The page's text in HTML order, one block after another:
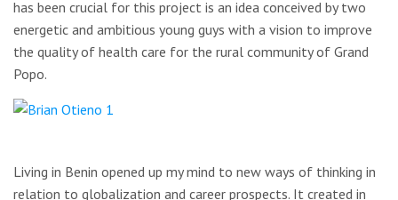
has been crucial for this project is an idea conceived by two
energetic and ambitious young guys with a vision to improve
the quality of health care for the rural community of Grand
Popo.
Living in Benin opened up my mind to new ways of thinking in
relation to globalization and career prospects. It created in